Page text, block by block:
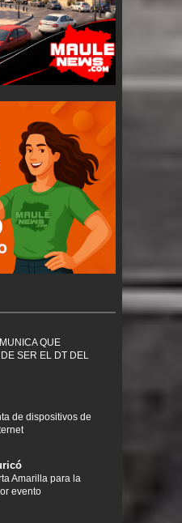
QUE
SER EL DT DEL
de dispositivos de
Amarilla para la
evento